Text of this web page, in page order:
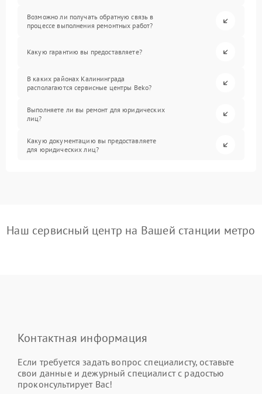
Возможно ли получать обратную связь в
процессе выполнения ремонтных работ?
Какую гарантию вы предоставляете?
В каких районах Калининграда
располагаются сервисные центры Beko?
Выполняете ли вы ремонт для юридических
лиц?
Какую документацию вы предоставляете
для юридических лиц?
Наш сервисный центр на Вашей станции метро
Контактная информация
Если требуется задать вопрос специалисту, оставьте
свои данные и дежурный специалист с радостью
проконсультирует Вас!